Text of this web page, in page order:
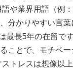
語や業界用語（例
分かりやすい言
最長5年の在留で
ことで、モチベ
トレスは想像以